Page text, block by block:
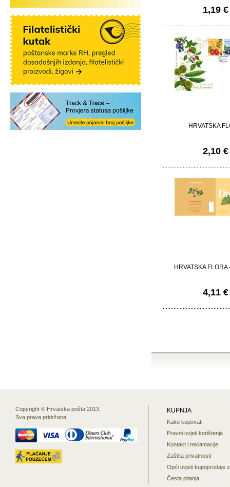
1,19 €
HRVATSKA
2,10 €
HRVATSKA
4,11 €
Copyright © Hrvatska pošta 2013.
Sva prava pridržana.
KUPNJA
Kako kupovati
Pravni uvjeti korištenja
Kontakt i reklamacije
Zaštita privatnosti
Opći uvjeti kupoprodaje
Česta pitanja